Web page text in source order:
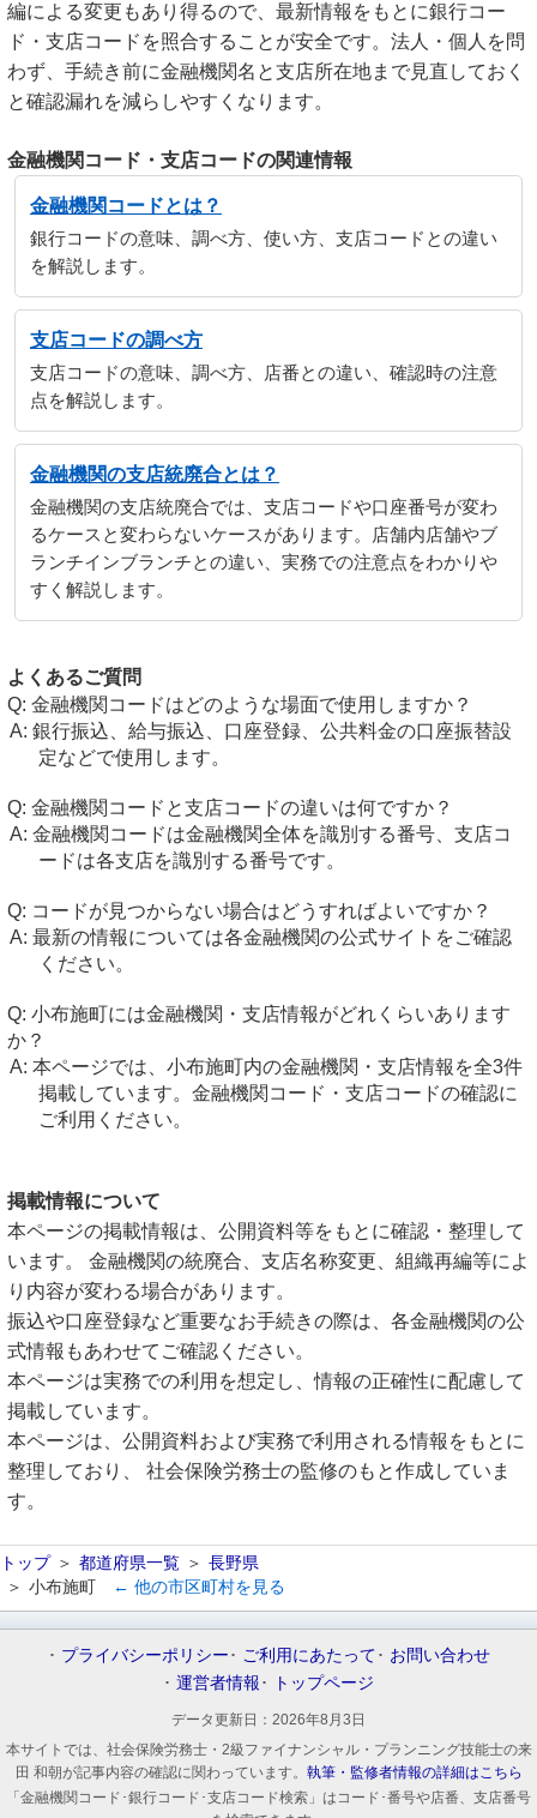
編による変更もあり得るので、最新情報をもとに銀行コー
ド・支店コードを照合することが安全です。法人・個人を問
わず、手続き前に金融機関名と支店所在地まで見直しておく
と確認漏れを減らしやすくなります。
金融機関コード・支店コードの関連情報
金融機関コードとは？
銀行コードの意味、調べ方、使い方、支店コードとの違い
を解説します。
支店コードの調べ方
支店コードの意味、調べ方、店番との違い、確認時の注意
点を解説します。
金融機関の支店統廃合とは？
金融機関の支店統廃合では、支店コードや口座番号が変わ
るケースと変わらないケースがあります。店舗内店舗やブ
ランチインブランチとの違い、実務での注意点をわかりや
すく解説します。
よくあるご質問
金融機関コードはどのような場面で使用しますか？
銀行振込、給与振込、口座登録、公共料金の口座振替設
定などで使用します。
金融機関コードと支店コードの違いは何ですか？
金融機関コードは金融機関全体を識別する番号、支店コ
ードは各支店を識別する番号です。
コードが見つからない場合はどうすればよいですか？
最新の情報については各金融機関の公式サイトをご確認
ください。
小布施町には金融機関・支店情報がどれくらいあります
か？
本ページでは、小布施町内の金融機関・支店情報を全3件
掲載しています。金融機関コード・支店コードの確認に
ご利用ください。
掲載情報について
本ページの掲載情報は、公開資料等をもとに確認・整理して
います。 金融機関の統廃合、支店名称変更、組織再編等によ
り内容が変わる場合があります。
振込や口座登録など重要なお手続きの際は、各金融機関の公
式情報もあわせてご確認ください。
本ページは実務での利用を想定し、情報の正確性に配慮して
掲載しています。
本ページは、公開資料および実務で利用される情報をもとに
整理しており、 社会保険労務士の監修のもと作成していま
す。
トップ 都道府県一覧
長野県
小布施町
← 他の市区町村を見る
プライバシーポリシー ご利用にあたって
お問い合わせ
運営者情報
トップページ
データ更新日： 2026年8月3日
本サイトでは、社会保険労務士・2級ファイナンシャル・プランニング技能士の来
田 和朝が記事内容の確認に関わっています。 執筆・監修者情報の詳細はこちら
「金融機関コード･銀行コード･支店コード検索」はコード･番号や店番、支店番号